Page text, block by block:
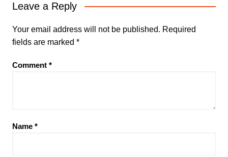
Leave a Reply
Your email address will not be published. Required
fields are marked *
Comment *
Name *